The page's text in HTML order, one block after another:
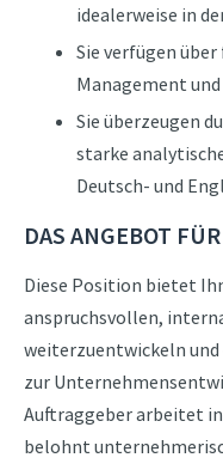
idealerweise in
Sie verfügen
Management
Sie überzeugen
starke
Deutsch- und
DAS ANGEBOT
Diese Position bietet
anspruchsvollen,
weiterzuentwickeln
zur
Auftraggeber arbeitet
belohnt